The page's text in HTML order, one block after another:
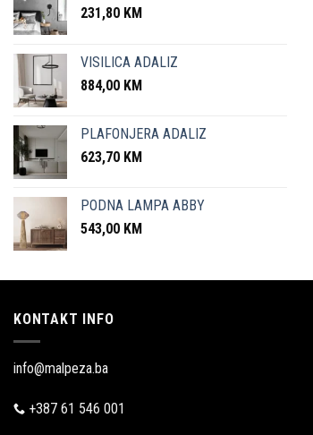
231,80 KM
VISILICA ADALIZ
884,00 KM
PLAFONJERA ADALIZ
623,70 KM
PODNA LAMPA ABBY
543,00 KM
KONTAKT INFO
info@malpeza.ba
+387 61 546 001